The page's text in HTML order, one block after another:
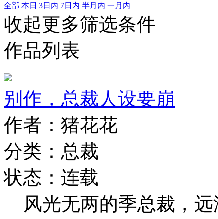
全部 本日 3日内 7日内 半月内 一月内
收起更多筛选条件
作品列表
别作，总裁人设要崩
作者：猪花花
分类：总裁
状态：连载
风光无两的季总裁，远